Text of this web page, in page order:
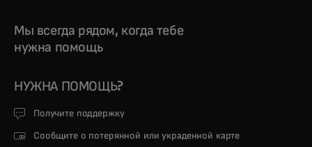
Мы всегда рядом, когда тебе
нужна помощь
НУЖНА ПОМОЩЬ?
Получите поддержку
Сообщите о потерянной или украденной карте